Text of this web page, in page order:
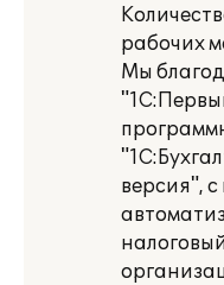
рабочих
Мы
версия",